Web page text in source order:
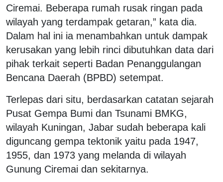
Ciremai. Beberapa rumah rusak ringan pada
wilayah yang terdampak getaran,” kata dia.
Dalam hal ini ia menambahkan untuk dampak
kerusakan yang lebih rinci dibutuhkan data dari
pihak terkait seperti Badan Penanggulangan
Bencana Daerah (BPBD) setempat.
Terlepas dari situ, berdasarkan catatan sejarah
Pusat Gempa Bumi dan Tsunami BMKG,
wilayah Kuningan, Jabar sudah beberapa kali
diguncang gempa tektonik yaitu pada 1947,
1955, dan 1973 yang melanda di wilayah
Gunung Ciremai dan sekitarnya.